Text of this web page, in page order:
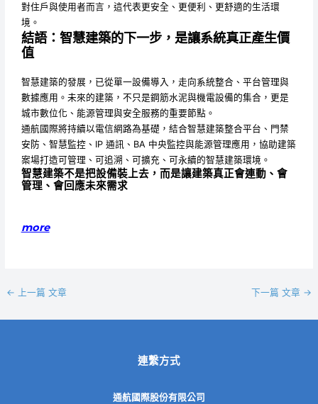
對住戶與使用者而言，這代表更安全、更便利、更舒適的生活環
境。
結語：智慧建築的下一步，是讓系統真正產生價
值
智慧建築的發展，已從單一設備導入，走向系統整合、平台管理與
數據應用。未來的建築，不只是鋼筋水泥與機電設備的集合，更是
城市數位化、能源管理與安全服務的重要節點。
通航國際將持續以電信網路為基礎，結合智慧建築整合平台、門禁
安防、智慧監控、IP 通訊、BA 中央監控與能源管理應用，協助建築
案場打造可管理、可追溯、可擴充、可永續的智慧建築環境。
智慧建築不是把設備裝上去，而是讓建築真正會連動、會
管理、會回應未來需求
more
← 上一篇 文章 下一篇 文章 →
連繫方式
通航國際股份有限公司